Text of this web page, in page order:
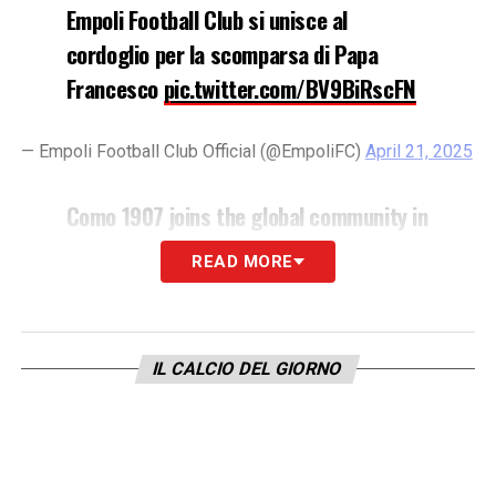
Empoli Football Club si unisce al
cordoglio per la scomparsa di Papa
Francescopic.twitter.com/BV9BiRscFN
— Empoli Football Club Official (@EmpoliFC) April 21, 2025
Como 1907 joins the global community in
mourning the passing of Pope Francis.
scomparsa di Papa Francesco.
READ MORE
IL CALCIO DEL GIORNO